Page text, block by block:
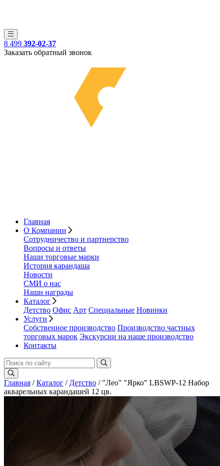
8 499 392-02-37
Заказать обратный звонок
Главная
О Компании
Сотрудничество и партнерство
Вопросы и ответы
Наши торговые марки
История карандаша
Новости
СМИ о нас
Наши награды
Каталог
Детство Офис Арт Специальные Новинки
Услуги
Собственное производство Производство частных
торговых марок Экскурсии на наше производство
Контакты
Главная /Каталог / Детство / "Лео" "Ярко" LBSWP-12 Набор
акварельных карандашей 12 цв.